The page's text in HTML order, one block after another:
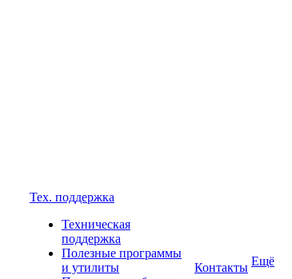
Тех. поддержка
Техническая
поддержка
Полезные программы
и утилиты
Контакты Ещё